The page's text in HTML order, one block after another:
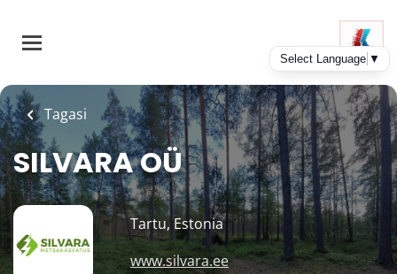
main
Tagasi
SILVARA OÜ
Tartu, Estonia
www.silvara.ee